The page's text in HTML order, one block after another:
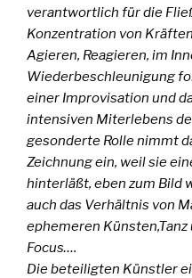
verantwortlich für die
Konzentration von
Agieren, Reagieren, im
Wiederbeschleunigung
einer Improvisation und
intensiven Miterlebens
gesonderte Rolle nimmt
Zeichnung ein, weil sie
hinterläßt, eben zum Bild
auch das Verhältnis von
ephemeren
Focus….
Die beteiligten Künstler